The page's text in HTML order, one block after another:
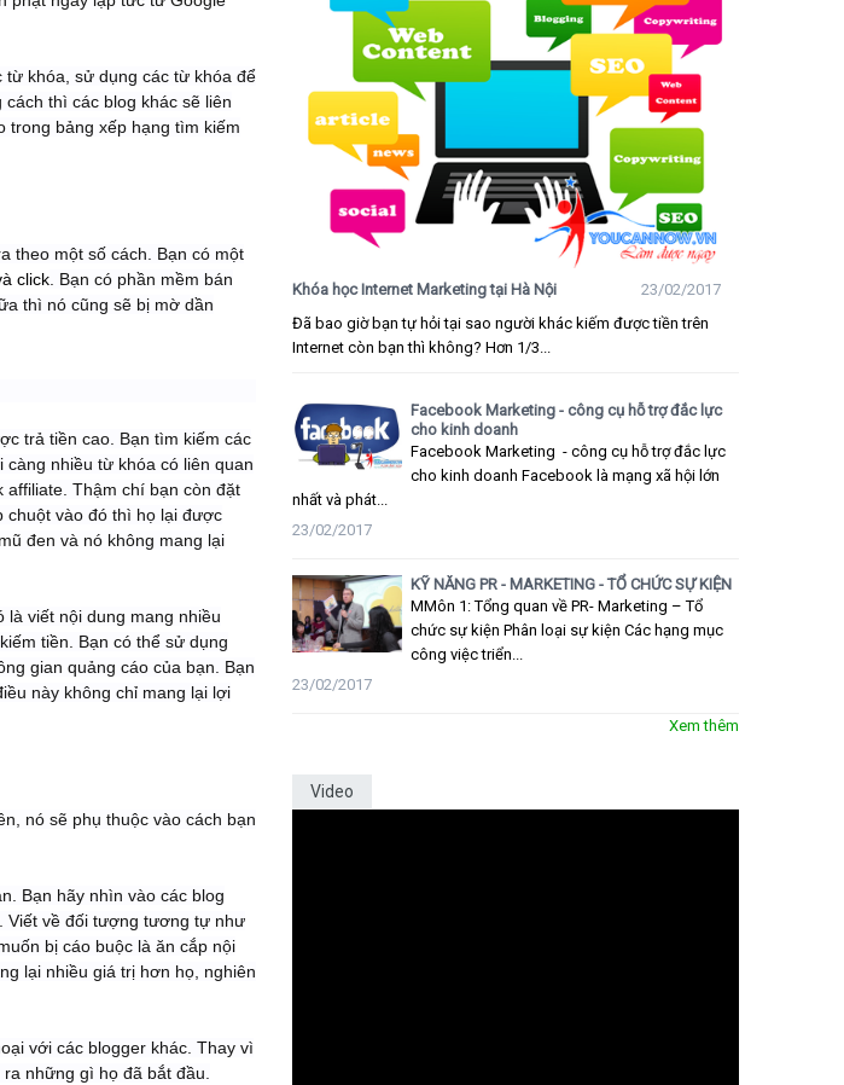
khóa, sử dụng các từ khóa để
thì các blog khác sẽ liên
trong bảng xếp hạng tìm kiếm
theo một số cách. Bạn có một
click . Bạn có phần mềm bán
thì nó cũng sẽ bị mờ dần
trả tiền cao. Bạn tìm kiếm các
nhiều từ khóa có liên quan
affiliate. Thậm chí bạn còn đặt
chuột vào đó thì họ lại được
đen và nó không mang lại
viết nội dung mang nhiều
tiền. Bạn có thể sử dụng
gian quảng cáo của bạn. Bạn
này không chỉ mang lại lợi
nó sẽ phụ thuộc vào cách bạn
Bạn hãy nhìn vào các blog
Viết về đối tượng tương tự như
bị cáo buộc là ăn cắp nội
lại nhiều giá trị hơn họ, nghiên
với các blogger khác. Thay vì
những gì họ đã bắt đầu.
Khóa học Internet Marketing tại Hà Nội
23/02/2017
Đã bao giờ bạn tự hỏi tại sao người khác kiếm được tiền trên
Internet còn bạn thì không? Hơn 1/3...
Facebook Marketing - công cụ hỗ trợ đắc lực
cho kinh doanh
Facebook Marketing - công cụ hỗ trợ đắc lực
cho kinh doanh Facebook là mạng xã hội lớn
nhất và phát...
23/02/2017
KỸ NĂNG PR - MARKETING - TỔ CHỨC SỰ KIỆN
MMôn 1: Tổng quan về PR- Marketing – Tổ
chức sự kiện Phân loại sự kiện Các hạng mục
công việc triển...
23/02/2017
Xem thêm
Video